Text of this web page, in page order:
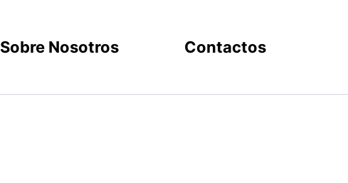
Sobre Nosotros Contactos